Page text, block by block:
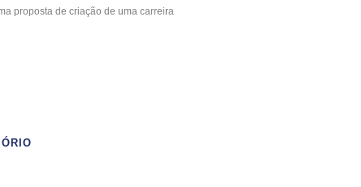
proposta de criação de uma carreira